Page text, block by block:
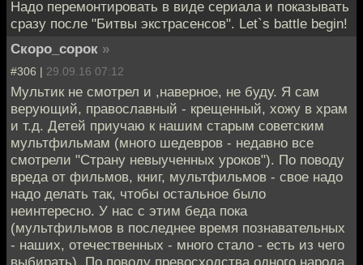
Надо перемонтировать в виде сериала и показывать
сразу после "Битвы экстрасенсов". Let`s battle begin!
Скоро_сорок »
#306 | 29.09.16 07:12
Мультик не смотрел и ,наверное, не буду. Я сам
верующий, православный - крещенный, хожу в храм
и т.д. Детей приучаю к нашим старым советским
мультфильмам (много шедевров - недавно все
смотрели "Страну невыученных уроков"). По поводу
вреда от фильмов, книг, мультфильмов - свое надо
надо делать так, чтобы остальное было
неинтересно. У нас с этим беда пока
(мультфильмов в последнее время познавательных
- наших, отечественных - много стало - есть из чего
выбирать). По поводу превосходства одного народа